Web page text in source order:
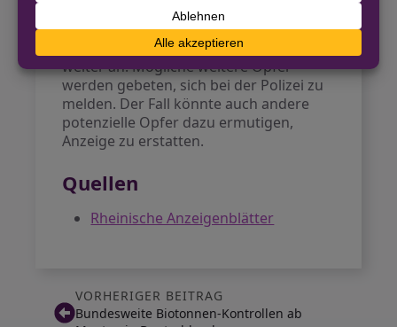
Die beiden Festgenommenen müssen
sich nun vor Gericht verantworten. Die
Ermittlungen der Kriminalpolizei dauern
weiter an. Mögliche weitere Opfer
werden gebeten, sich bei der Polizei zu
melden. Der Fall könnte auch andere
potenzielle Opfer dazu ermutigen,
Anzeige zu erstatten.
Quellen
Rheinische Anzeigenblätter
VORHERIGER BEITRAG
Bundesweite Biotonnen-Kontrollen ab